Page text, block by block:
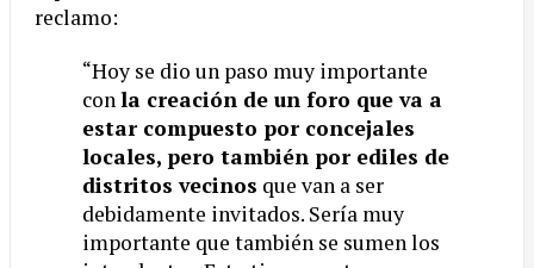
reclamo:
“Hoy se dio un paso muy importante
conla creación de un foro que va a
estar compuesto por concejales
locales, pero también por ediles de
distritos vecinos que van a ser
debidamente invitados. Sería muy
importante que también se sumen los